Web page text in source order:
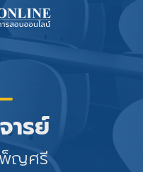
ารย์
ญศรี